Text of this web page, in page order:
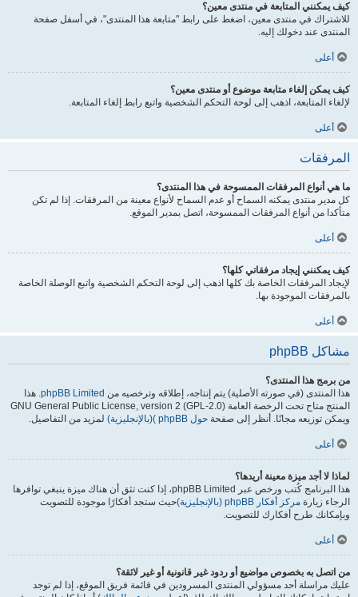
كيف يمكنني المتابعة في منتدى معين؟
للاشتراك في منتدى معين، اضغط على رابط "متابعة هذا المنتدى"، في أسفل صفحة
المنتدى عند دخولك إليه.
أعلى
كيف يمكن إلغاء متابعة موضوع أو منتدى معين؟
لإلغاء المتابعة، اذهب إلى لوحة التحكم الشخصية واتبع رابط إلغاء المتابعة.
أعلى
المرفقات
ما هي أنواع المرفقات الممسوحة في هذا المنتدى؟
كل مدير منتدى يمكنه السماح أو عدم السماح لأنواع معينة من المرفقات. إذا لم تكن
متأكدا من أنواع المرفقات الممسوحة، اتصل بمدير الموقع.
أعلى
كيف يمكنني إيجاد مرفقاتي كلها؟
لإيجاد المرفقات الخاصة بك كلها اذهب إلى لوحة التحكم الشخصية واتبع الوصلة الخاصة
بالمرفقات الموجودة بها.
أعلى
مشاكل phpBB
من برمج هذا المنتدى؟
هذا المنتدى (في صورته الأصلية) يتم إنتاجه، إطلاقه وترخصيه من phpBB Limited. هذا
المنتج متاح تحت الرخصة العامة GNU General Public License, version 2 (GPL-2.0)
ويمكن توزيعه مجانًا. أنظر إلى صفحة حول phpBB )(بالإنجليزية) لمزيد من التفاصيل.
أعلى
لماذا لا أجد ميزة معينة أريدها؟
هذا البرنامج كُتب ورخص عبر phpBB Limited، إذا كنت تثق أن هناك ميزة ينبغي توافرها
الرجاء زيارة مركز أفكار phpBB (بالإنجليزية)
حيث ستجد أفكارًا موجودة للتصويت
وبإمكانك طرح أفكارك للتصويت.
أعلى
من اتصل به بخصوص مواضيع أو ردود غير قانونية أو غير لائقة؟
عليك مراسلة أحد مسؤولي المنتدى المسرودين في قائمة فريق الموقع، إذا لم توجد